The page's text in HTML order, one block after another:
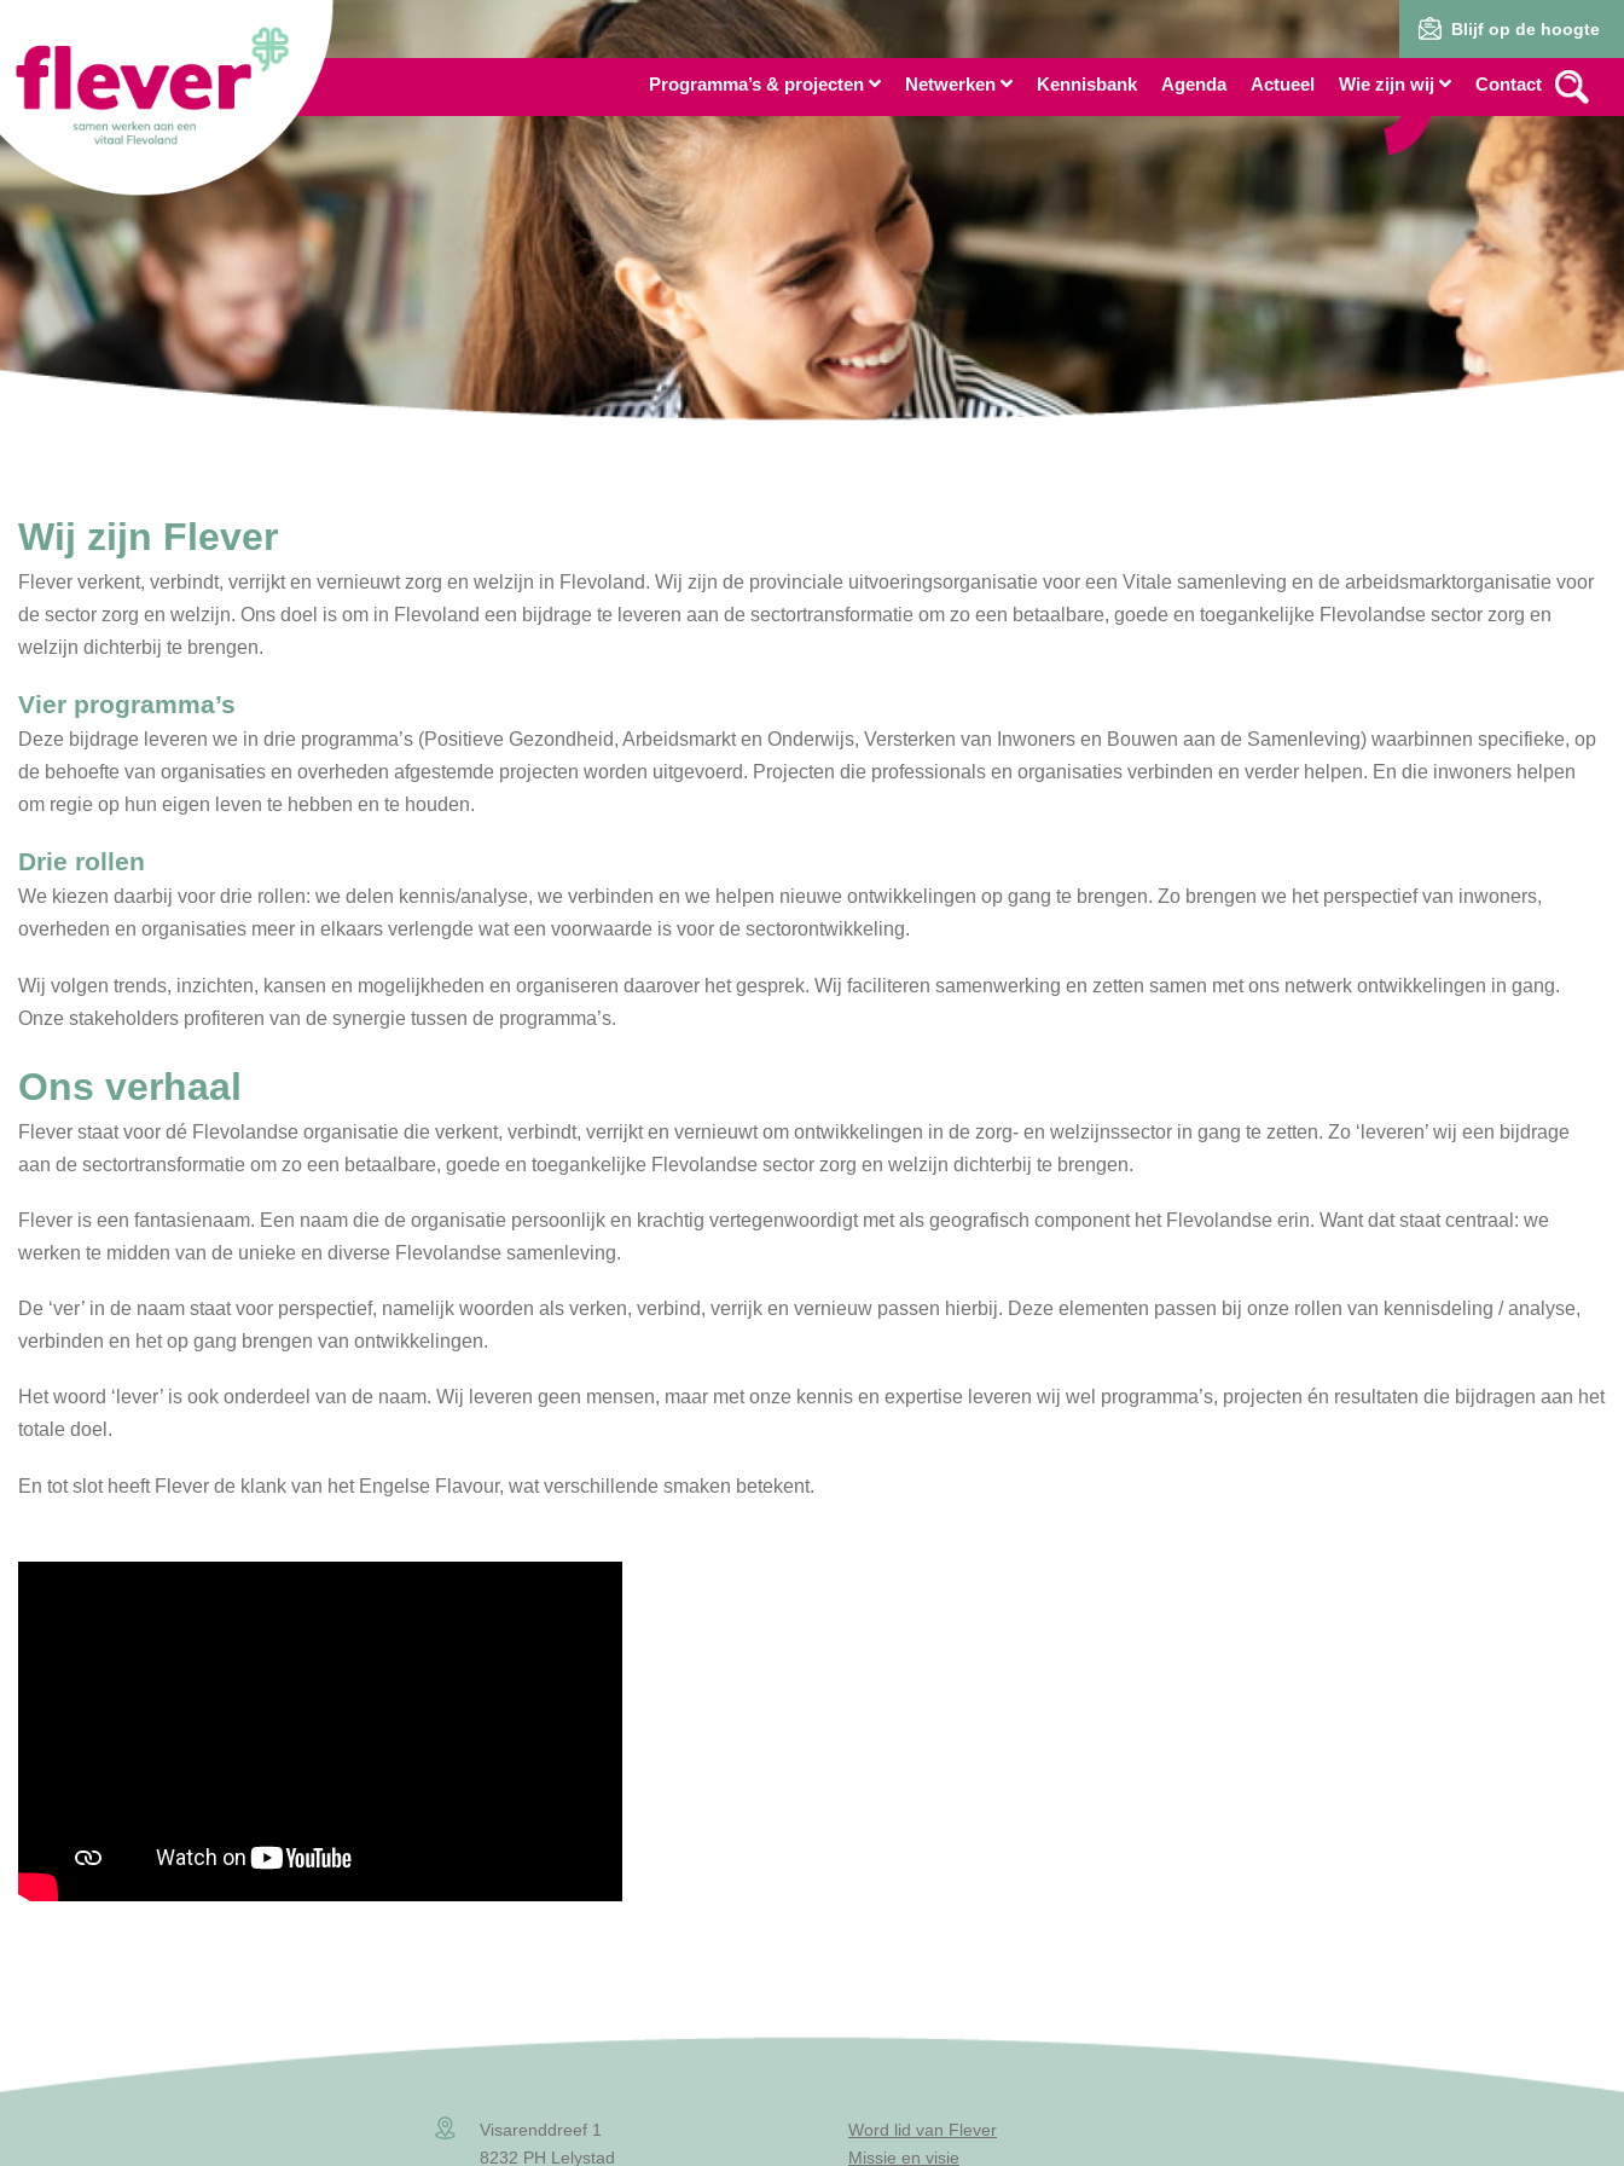
Blijf op de hoogte
Programma’s & projecten Netwerken Kennisbank Agenda Actueel Wie zijn wij Contact
Wij zijn Flever
Flever verkent, verbindt, verrijkt en vernieuwt zorg en welzijn in Flevoland. Wij zijn de provinciale uitvoeringsorganisatie voor een Vitale samenleving en de arbeidsmarktorganisatie voor
de sector zorg en welzijn. Ons doel is om in Flevoland een bijdrage te leveren aan de sectortransformatie om zo een betaalbare, goede en toegankelijke Flevolandse sector zorg en
welzijn dichterbij te brengen.
Vier programma’s
Deze bijdrage leveren we in drie programma’s (Positieve Gezondheid, Arbeidsmarkt en Onderwijs, Versterken van Inwoners en Bouwen aan de Samenleving) waarbinnen specifieke, op
de behoefte van organisaties en overheden afgestemde projecten worden uitgevoerd. Projecten die professionals en organisaties verbinden en verder helpen. En die inwoners helpen
om regie op hun eigen leven te hebben en te houden.
Drie rollen
We kiezen daarbij voor drie rollen: we delen kennis/analyse, we verbinden en we helpen nieuwe ontwikkelingen op gang te brengen. Zo brengen we het perspectief van inwoners,
overheden en organisaties meer in elkaars verlengde wat een voorwaarde is voor de sectorontwikkeling.
Wij volgen trends, inzichten, kansen en mogelijkheden en organiseren daarover het gesprek. Wij faciliteren samenwerking en zetten samen met ons netwerk ontwikkelingen in gang.
Onze stakeholders profiteren van de synergie tussen de programma’s.
Ons verhaal
Flever staat voor dé Flevolandse organisatie die verkent, verbindt, verrijkt en vernieuwt om ontwikkelingen in de zorg- en welzijnssector in gang te zetten. Zo ‘leveren’ wij een bijdrage
aan de sectortransformatie om zo een betaalbare, goede en toegankelijke Flevolandse sector zorg en welzijn dichterbij te brengen.
Flever is een fantasienaam. Een naam die de organisatie persoonlijk en krachtig vertegenwoordigt met als geografisch component het Flevolandse erin. Want dat staat centraal: we
werken te midden van de unieke en diverse Flevolandse samenleving.
De ‘ver’ in de naam staat voor perspectief, namelijk woorden als verken, verbind, verrijk en vernieuw passen hierbij. Deze elementen passen bij onze rollen van kennisdeling / analyse,
verbinden en het op gang brengen van ontwikkelingen.
Het woord ‘lever’ is ook onderdeel van de naam. Wij leveren geen mensen, maar met onze kennis en expertise leveren wij wel programma’s, projecten én resultaten die bijdragen aan het
totale doel.
En tot slot heeft Flever de klank van het Engelse Flavour, wat verschillende smaken betekent.
Visarenddreef 1
8232 PH Lelystad
Word lid van Flever
Missie en visie